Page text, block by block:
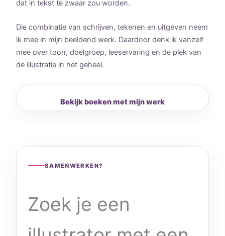
dat in tekst te zwaar zou worden.
Die combinatie van schrijven, tekenen en uitgeven neem
ik mee in mijn beeldend werk. Daardoor denk ik vanzelf
mee over toon, doelgroep, leeservaring en de plek van
de illustratie in het geheel.
Bekijk boeken met mijn werk
SAMENWERKEN?
Zoek je een